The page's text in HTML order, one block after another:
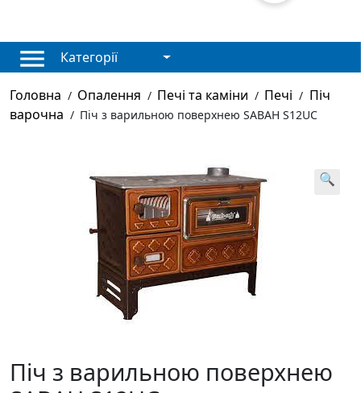
Категорії
Головна / Опалення / Печі та каміни / Печі / Піч
варочна / Піч з варильною поверхнею SABAH S12UC
🔍
Піч з варильною поверхнею